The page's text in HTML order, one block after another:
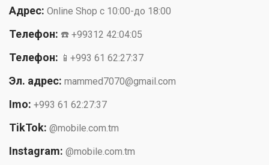
Адрес: Online Shop с 10:00-до 18:00
Телефон: ☎️ +99312 42:04:05
Телефон: 📱+993 61 62:27:37
Эл. адрес: mammed7070@gmail.com
Imo: +993 61 62:27:37
TikTok: @mobile.com.tm
Instagram: @mobile.com.tm